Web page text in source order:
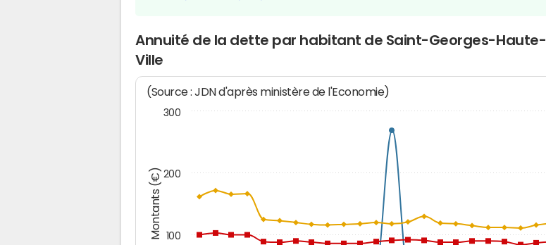
Annuité de la dette par habitant de Saint-Georges-Haute-
Ville
Montants (€)
(Source : JDN d'après ministère de l'Economie)
100
200
300